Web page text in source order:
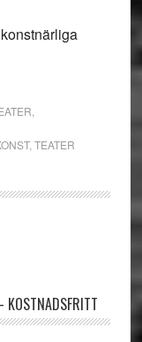
, TEATER
KOSTNADSFRITT